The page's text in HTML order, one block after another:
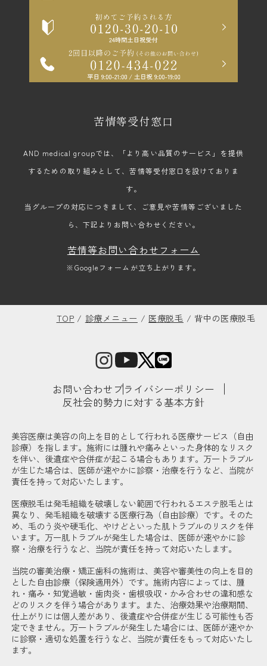
苦情等受付窓口
AND medical groupでは、「より高い品質のサービス」を提供
するための取り組みとして、苦情等受付窓口を設けておりま
す。
当グループの対応につきまして、ご意見や苦情等ございました
ら、下記よりお問い合わせください。
苦情等お問い合わせフォーム
※Googleフォームが立ち上がります。
TOP / 診療メニュー / 医療脱毛 / 背中の医療脱毛
お問い合わせ プライバシーポリシー
反社会的勢力に対する基本方針
美容医療は美容の向上を目的として行われる医療サービス（自由
診療）を指します。施術には腫れや痛みといった身体的なリスク
を伴い、後遺症や合併症が起こる場合もあります。万一トラブル
が生じた場合は、医師が速やかに診察・治療を行うなど、当院が
責任を持って対応いたします。
医療脱毛は発毛組織を破壊しない範囲で行われるエステ脱毛とは
異なり、発毛組織を破壊する医療行為（自由診療）です。そのた
め、毛のう炎や硬毛化、やけどといった肌トラブルのリスクを伴
います。万一肌トラブルが発生した場合は、医師が速やかに診
察・治療を行うなど、当院が責任を持って対応いたします。
当院の審美治療・矯正歯科の施術は、美容や審美性の向上を目的
とした自由診療（保険適用外）です。施術内容によっては、腫
れ・痛み・知覚過敏・歯肉炎・歯根吸収・かみ合わせの違和感な
どのリスクを伴う場合があります。また、治療効果や治療期間、
仕上がりには個人差があり、後遺症や合併症が生じる可能性も否
定できません。万一トラブルが発生した場合には、医師が速やか
に診察・適切な処置を行うなど、当院が責任をもって対応いたし
ます。